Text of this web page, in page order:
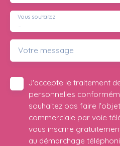
-
Vous souhaitez
Votre message
J'accepte le traitement
personnelles
souhaitez pas faire
commerciale par voie
vous inscrire
au démarchage